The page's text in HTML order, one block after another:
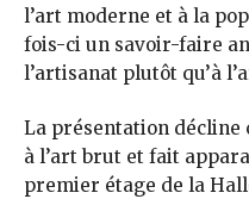
l’art moderne et à la
fois-ci un savoir-faire
l’artisanat plutôt qu’à
La présentation décline
à l’art brut et fait
premier étage de la